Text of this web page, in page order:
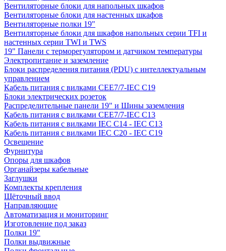
Вентиляторные блоки для напольных шкафов
Вентиляторные блоки для настенных шкафов
Вентиляторные полки 19"
Вентиляторные блоки для шкафов напольных серии TFI и
настенных серии TWI и TWS
19" Панели с терморегулятором и датчиком температуры
Электропитание и заземление
Блоки распределения питания (PDU) с интеллектуальным
управлением
Кабель питания с вилками CEE7/7-IEC C19
Блоки электрических розеток
Распределительные панели 19" и Шины заземления
Кабель питания с вилками CEE7/7-IEC C13
Кабель питания с вилками IEC C14 - IEC C13
Кабель питания с вилками IEC C20 - IEC C19
Освещение
Фурнитура
Опоры для шкафов
Органайзеры кабельные
Заглушки
Комплекты крепления
Щёточный ввод
Направляющие
Автоматизация и мониторинг
Изготовление под заказ
Полки 19"
Полки выдвижные